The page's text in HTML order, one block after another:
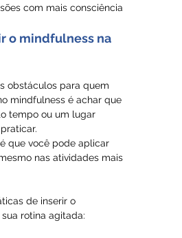
com mais consciência
o mindfulness na
obstáculos para quem
mindfulness é achar que
tempo ou um lugar
que você pode aplicar
nas atividades mais
de inserir o
rotina agitada: